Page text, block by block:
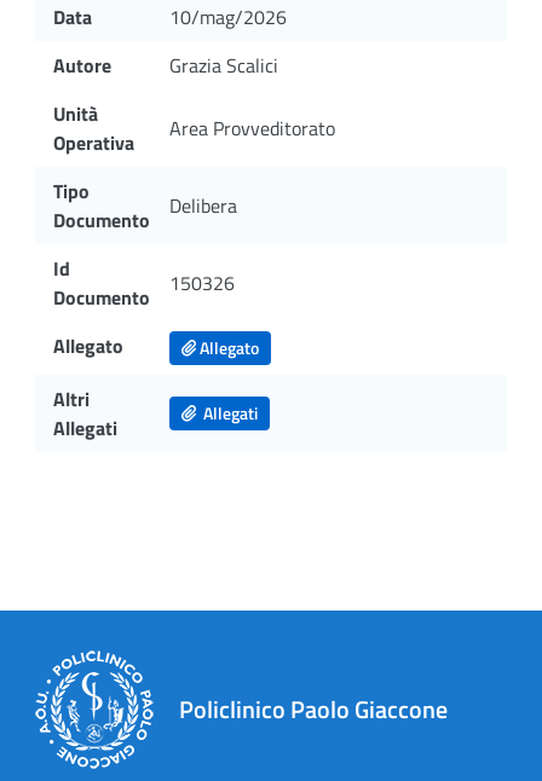
Data
10/mag/2026
Autore
Grazia Scalici
Unità
Operativa
Area Provveditorato
Tipo
Documento
Delibera
Id
Documento
150326
Allegato Allegato
Altri
Allegati
Allegati
Policlinico Paolo Giaccone